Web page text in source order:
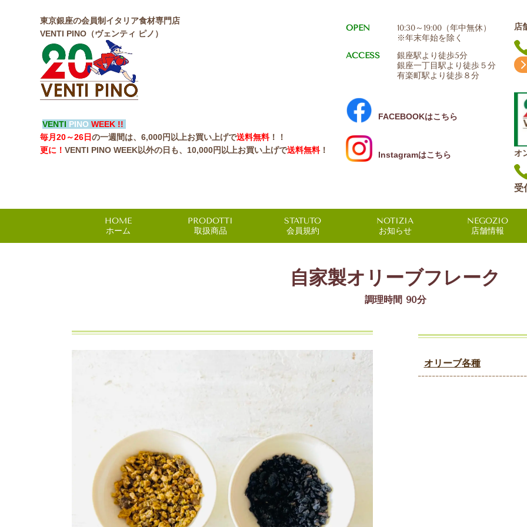
東京銀座の会員制イタリア食材専門店
VENTI PINO（ヴェンティ ピノ）
VENTI PINO WEEK !!
毎月20～26日の一週間は、6,000円以上お買い上げで送料無料！！
更に！ VENTI PINO WEEK以外の日も、10,000円以上お買い上げで送料無料！
OPEN
10:30～19:00（年中無休）
※年末年始を除く
ACCESS
銀座駅より徒歩5分
銀座一丁目駅より徒歩５分
有楽町駅より徒歩８分
FACEBOOKはこちら
Instagramはこちら
店
オ
受
HOME
ホーム
PRODOTTI
取扱商品
STATUTO
会員規約
NOTIZIA
お知らせ
NEGOZIO
店舗情報
自家製オリーブフレーク
調理時間 90分
オリーブ各種